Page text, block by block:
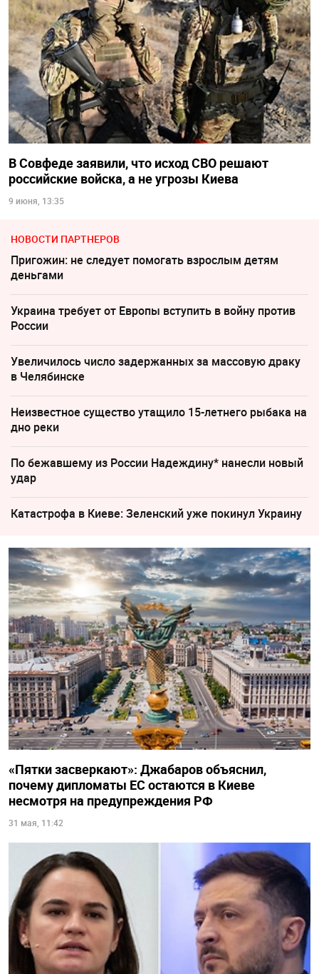
В Совфеде заявили, что исход СВО решают
российские войска, а не угрозы Киева
9 июня, 13:35
НОВОСТИ ПАРТНЕРОВ
Пригожин: не следует помогать взрослым детям
деньгами
Украина требует от Европы вступить в войну против
России
Увеличилось число задержанных за массовую драку
в Челябинске
Неизвестное существо утащило 15-летнего рыбака на
дно реки
По бежавшему из России Надеждину* нанесли новый
удар
Катастрофа в Киеве: Зеленский уже покинул Украину
«Пятки засверкают»: Джабаров объяснил,
почему дипломаты ЕС остаются в Киеве
несмотря на предупреждения РФ
31 мая, 11:42